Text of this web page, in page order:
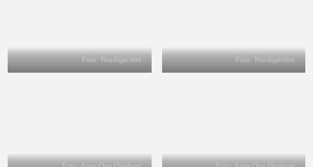
Foto: Nordsjørittet Foto: Nordsjørittet